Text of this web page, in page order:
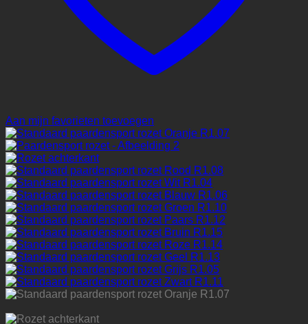
Aan mijn favorieten toevoegen